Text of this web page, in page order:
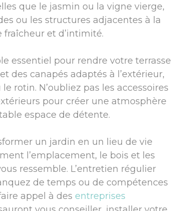
que le jasmin ou la vigne vierge,
ou les structures adjacentes à la
et d’intimité.
essentiel pour rendre votre terrasse
des canapés adaptés à l’extérieur,
rotin. N’oubliez pas les accessoires
pour créer une atmosphère
espace de détente.
un jardin en un lieu de vie
l’emplacement, le bois et les
ressemble. L’entretien régulier
de temps ou de compétences
appel à des entreprises